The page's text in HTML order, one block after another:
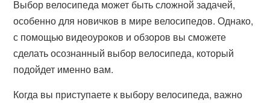
Выбор велосипеда может быть сложной задачей,
особенно для новичков в мире велосипедов. Однако,
с помощью видеоуроков и обзоров вы сможете
сделать осознанный выбор велосипеда, который
подойдет именно вам.
Когда вы приступаете к выбору велосипеда, важно